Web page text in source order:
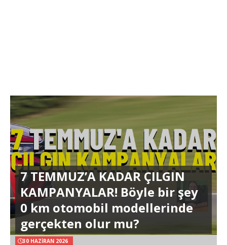
7 TEMMUZ’A KADAR ÇILGIN
KAMPANYALAR! Böyle bir şey
0 km otomobil modellerinde
gerçekten olur mu?
30 HAZIRAN 2026